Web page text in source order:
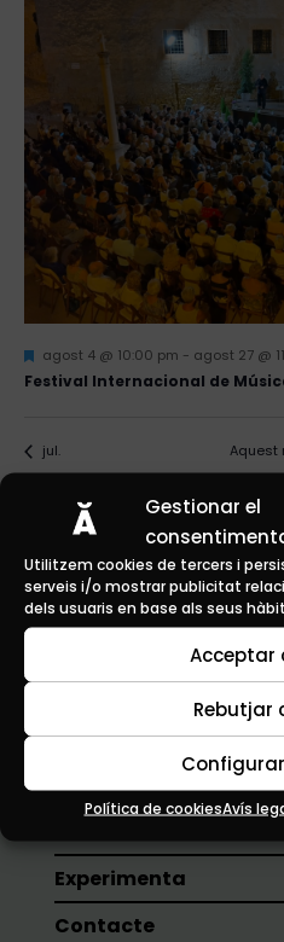
Gestionar el
Utilitzem cookies de tercers i
serveis i/o mostrar publicitat
dels usuaris en base als seus
Acceptar
Rebutjar
Política de cookiesAvís
Destacats
agost 4 @ 10:00 pm - agost 27 @
Festival Internacional de
jul. Aquest
Subscriviu-vos
Planifica
Experimenta
Contacte